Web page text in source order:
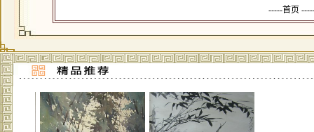
-----首页